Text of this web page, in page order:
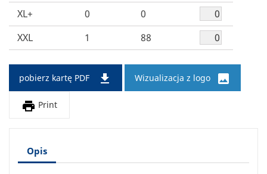
XL+
0
0
XXL
1 88
pobierz kartę PDF  Wizualizacja z logo

 Print
Opis